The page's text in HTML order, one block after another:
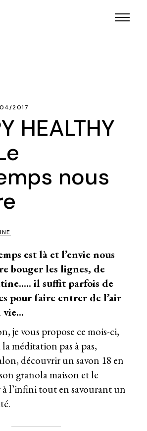
2017
HEALTHY
nous
est là et l’envie nous
bouger les lignes, de
il suffit parfois de
pour faire entrer de l’air
vie…
je vous propose ce mois-ci,
la méditation pas à pas,
découvrir un savon 18 en
granola maison et le
à l’infini tout en savourant un